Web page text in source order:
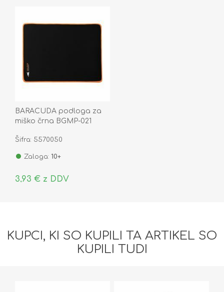
BARACUDA podloga za
miško črna BGMP-021
Šifra: 5570050
Zaloga: 10+
3,93 € z DDV
KUPCI, KI SO KUPILI TA ARTIKEL SO
KUPILI TUDI